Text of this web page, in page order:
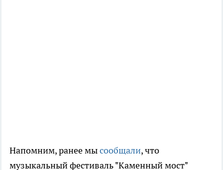
Напомним, ранее мысообщали, что
музыкальный фестиваль "Каменный мост"